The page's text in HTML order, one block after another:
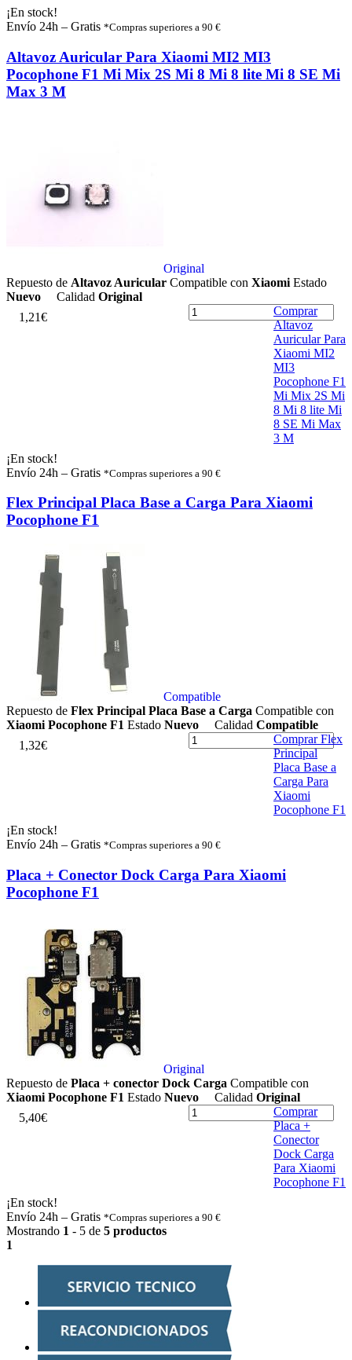
¡En stock!
Envío 24h – Gratis *Compras superiores a 90 €
Altavoz Auricular Para Xiaomi MI2 MI3
Pocophone F1 Mi Mix 2S Mi 8 Mi 8 lite Mi 8 SE Mi
Max 3 M
Original
Repuesto de Altavoz Auricular Compatible con Xiaomi Estado
Nuevo
Calidad Original
1 ,21€
Comprar
Altavoz
Auricular Para
Xiaomi MI2
MI3
Pocophone F1
Mi Mix 2S Mi
8 Mi 8 lite Mi
8 SE Mi Max
3 M
¡En stock!
Envío 24h – Gratis *Compras superiores a 90 €
Flex Principal Placa Base a Carga Para Xiaomi
Pocophone F1
Compatible
Repuesto de Flex Principal Placa Base a Carga Compatible con
Xiaomi Pocophone F1 Estado Nuevo Calidad Compatible
1 ,32€
Comprar Flex
Principal
Placa Base a
Carga Para
Xiaomi
Pocophone F1
¡En stock!
Envío 24h – Gratis *Compras superiores a 90 €
Placa + Conector Dock Carga Para Xiaomi
Pocophone F1
Original
Repuesto de Placa + conector Dock Carga Compatible con
Xiaomi Pocophone F1 Estado Nuevo Calidad Original
5,40€
Comprar
Placa +
Conector
Dock Carga
Para Xiaomi
Pocophone F1
¡En stock!
Envío 24h – Gratis *Compras superiores a 90 €
Mostrando 1 - 5 de 5 productos
1